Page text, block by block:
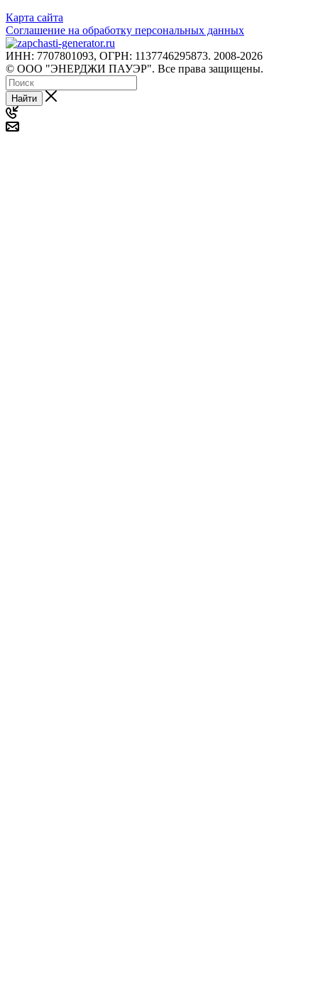
Карта сайта
Соглашение на обработку персональных данных
ИНН: 7707801093, ОГРН: 1137746295873. 2008-2026
© ООО "ЭНЕРДЖИ ПАУЭР". Все права защищены.
Найти